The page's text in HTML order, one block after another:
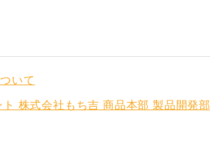
いて
株式会社もち吉 商品本部 製品開発部